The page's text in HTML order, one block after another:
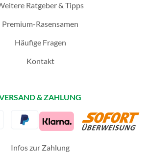
Ratgeber & Tipps
Premium-Rasensamen
Häufige Fragen
Kontakt
& ZAHLUNG
Infos zur Zahlung